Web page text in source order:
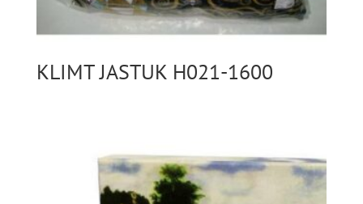
KLIMT JASTUK H021-1600